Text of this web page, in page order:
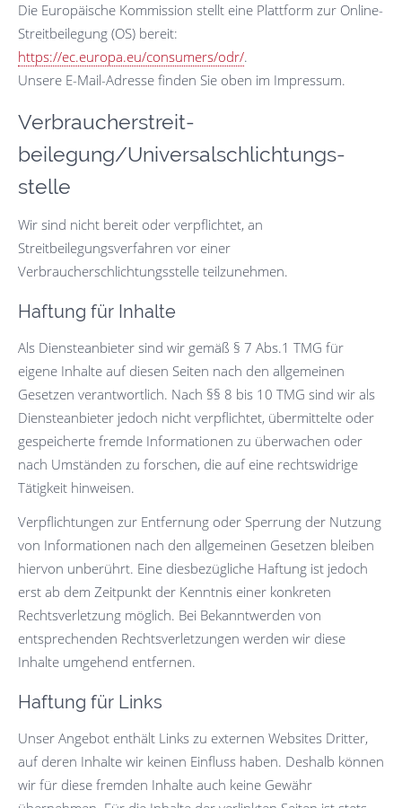
Die Europäische Kommission stellt eine Plattform zur Online-
Streitbeilegung (OS) bereit:
https://ec.europa.eu/consumers/odr/.
Unsere E-Mail-Adresse finden Sie oben im Impressum.
Verbraucher­streit­
beilegung/Universal­schlichtungs­
stelle
Wir sind nicht bereit oder verpflichtet, an
Streitbeilegungsverfahren vor einer
Verbraucherschlichtungsstelle teilzunehmen.
Haftung für Inhalte
Als Diensteanbieter sind wir gemäß § 7 Abs.1 TMG für
eigene Inhalte auf diesen Seiten nach den allgemeinen
Gesetzen verantwortlich. Nach §§ 8 bis 10 TMG sind wir als
Diensteanbieter jedoch nicht verpflichtet, übermittelte oder
gespeicherte fremde Informationen zu überwachen oder
nach Umständen zu forschen, die auf eine rechtswidrige
Tätigkeit hinweisen.
Verpflichtungen zur Entfernung oder Sperrung der Nutzung
von Informationen nach den allgemeinen Gesetzen bleiben
hiervon unberührt. Eine diesbezügliche Haftung ist jedoch
erst ab dem Zeitpunkt der Kenntnis einer konkreten
Rechtsverletzung möglich. Bei Bekanntwerden von
entsprechenden Rechtsverletzungen werden wir diese
Inhalte umgehend entfernen.
Haftung für Links
Unser Angebot enthält Links zu externen Websites Dritter,
auf deren Inhalte wir keinen Einfluss haben. Deshalb können
wir für diese fremden Inhalte auch keine Gewähr